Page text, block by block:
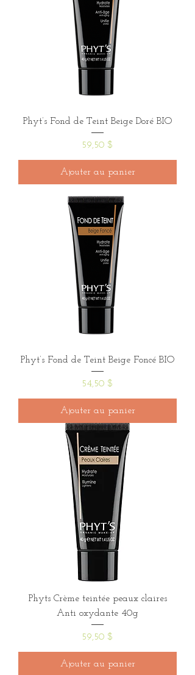
Phyt’s Fond de Teint Beige Doré BIO
Prix
59,50 $
Ajouter au panier
Phyt’s Fond de Teint Beige Foncé BIO
Prix
54,50 $
Ajouter au panier
Phyts Crème teintée peaux claires
Anti oxydante 40g
Prix
59,50 $
Ajouter au panier